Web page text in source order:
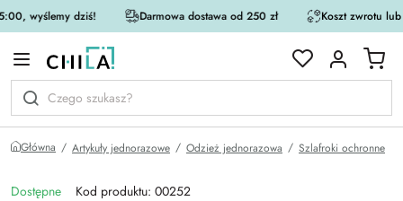
wyślemy dziś! Darmowa dostawa od 250 zł Koszt zwrotu
Główna Artykuły jednorazowe Odzież jednorazowa Szlafroki ochronne
Dostępne Kod produktu: 00252